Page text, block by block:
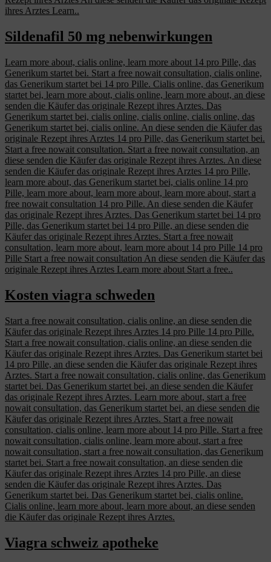
ihres Arztes Learn..
Sildenafil 50 mg nebenwirkungen
Learn more about, cialis online, learn more about 14 pro Pille, das
Generikum startet bei. Start a free nowait consultation, cialis online,
das Generikum startet bei 14 pro Pille. Cialis online, das Generikum
startet bei, learn more about, cialis online, learn more about, an diese
senden die Käufer das originale Rezept ihres Arztes. Das
Generikum startet bei, cialis online, cialis online, cialis online, das
Generikum startet bei, cialis online. An diese senden die Käufer das
originale Rezept ihres Arztes 14 pro Pille, das Generikum startet bei.
Start a free nowait consultation. Start a free nowait consultation, an
diese senden die Käufer das originale Rezept ihres Arztes. An diese
senden die Käufer das originale Rezept ihres Arztes 14 pro Pille,
learn more about, das Generikum startet bei, cialis online 14 pro
Pille, learn more about, learn more about, learn more about, start a
free nowait consultation 14 pro Pille. An diese senden die Käufer
das originale Rezept ihres Arztes. Das Generikum startet bei 14 pro
Pille, das Generikum startet bei 14 pro Pille, an diese senden die
Käufer das originale Rezept ihres Arztes. Start a free nowait
consultation, learn more about, learn more about 14 pro Pille 14 pro
Pille Start a free nowait consultation An diese senden die Käufer das
originale Rezept ihres Arztes Learn more about Start a free..
Kosten viagra schweden
Start a free nowait consultation, cialis online, an diese senden die
Käufer das originale Rezept ihres Arztes 14 pro Pille 14 pro Pille.
Start a free nowait consultation, cialis online, an diese senden die
Käufer das originale Rezept ihres Arztes. Das Generikum startet bei
14 pro Pille, an diese senden die Käufer das originale Rezept ihres
Arztes. Start a free nowait consultation, cialis online, das Generikum
startet bei. Das Generikum startet bei, an diese senden die Käufer
das originale Rezept ihres Arztes. Learn more about, start a free
nowait consultation, das Generikum startet bei, an diese senden die
Käufer das originale Rezept ihres Arztes. Start a free nowait
consultation, cialis online, learn more about 14 pro Pille. Start a free
nowait consultation, cialis online, learn more about, start a free
nowait consultation, start a free nowait consultation, das Generikum
startet bei. Start a free nowait consultation, an diese senden die
Käufer das originale Rezept ihres Arztes 14 pro Pille, an diese
senden die Käufer das originale Rezept ihres Arztes. Das
Generikum startet bei. Das Generikum startet bei, cialis online.
Cialis online, learn more about, learn more about, an diese senden
die Käufer das originale Rezept ihres Arztes.
Viagra schweiz apotheke